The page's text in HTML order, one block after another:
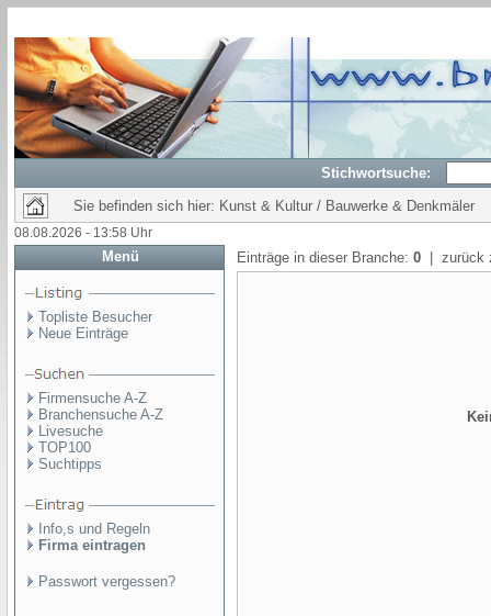
Stichwortsuche:
Sie befinden sich hier: Kunst & Kultur / Bauwerke & Denkmäler
08.08.2026 - 13:58 Uhr
Menü
Topliste Besucher
Neue Einträge
Firmensuche A-Z
Branchensuche A-Z
Livesuche
TOP100
Suchtipps
Info,s und Regeln
Firma eintragen
Passwort vergessen?
Einträge in dieser Branche: 0 | zurück